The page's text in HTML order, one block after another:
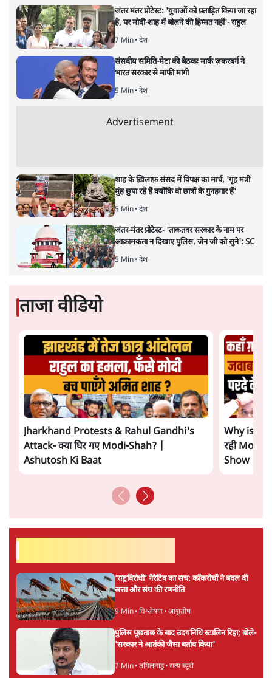
जंतर मंतर प्रोटेस्ट: 'युवाओं को प्रताड़ित किया जा रहा
है, पर मोदी-शाह में बोलने की हिम्मत नहीं'- राहुल
7 Min• देश
संसदीय समिति-मेटा की बैठकः मार्क ज़करबर्ग ने
भारत सरकार से माफी मांगी
5 Min• देश
Advertisement
शाह के ख़िलाफ़ संसद में विपक्ष का मार्च, 'गृह मंत्री
मुंह छुपा रहे हैं क्योंकि वो छात्रों के गुनहगार हैं'
5 Min• देश
जंतर-मंतर प्रोटेस्ट- 'ताकतवर सरकार के नाम पर
आक्रामकता न दिखाए पुलिस, जेन जी को सुने': SC
5 Min• देश
ताजा वीडियो
Jharkhand Protests & Rahul Gandhi's
Attack- क्या घिर गए Modi-Shah? |
Ashutosh Ki Baat
Why is
रही Modi
Show
‘राष्ट्रविरोधी’ नैरेटिव का सच: कॉकरोचों ने बदल दी
सत्ता और संघ की रणनीति
9 Min• विश्लेषण• आशुतोष
पुलिस पूछताछ के बाद उदयनिधि स्टालिन रिहा; बोले-
'सरकार ने आतंकी जैसा बर्ताव किया'
7 Min• तमिलनाडु• सत्य ब्यूरो